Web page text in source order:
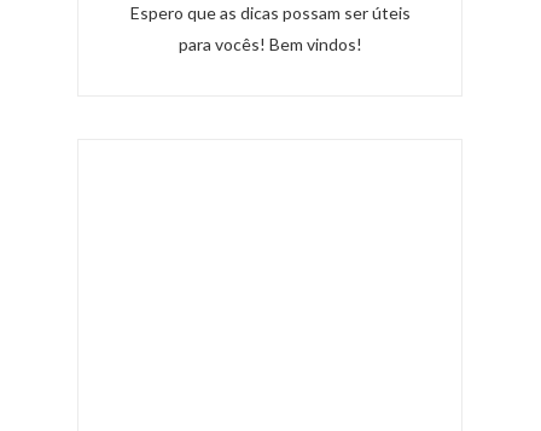
Espero que as dicas possam ser úteis
para vocês! Bem vindos!